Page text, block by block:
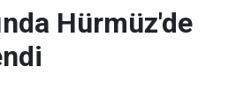
Hürmüz'de